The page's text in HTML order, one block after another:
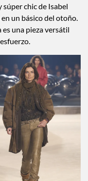
Williams para Louis
chic de Isabel
un básico del otoño.
una pieza versátil